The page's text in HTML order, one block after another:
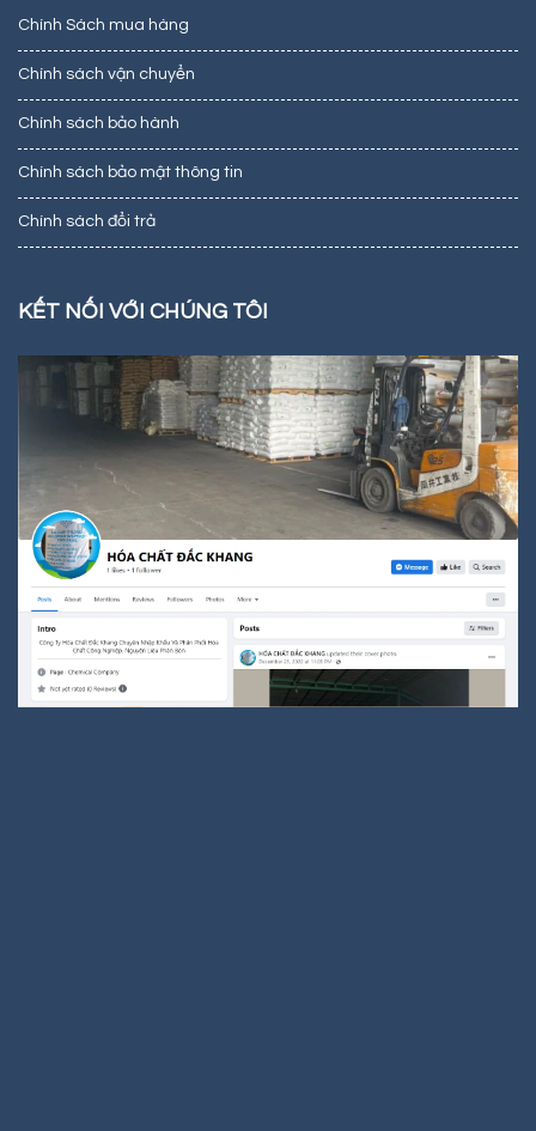
Chính Sách mua hàng
Chính sách vận chuyển
Chính sách bảo hành
Chính sách bảo mật thông tin
Chính sách đổi trả
KẾT NỐI VỚI CHÚNG TÔI